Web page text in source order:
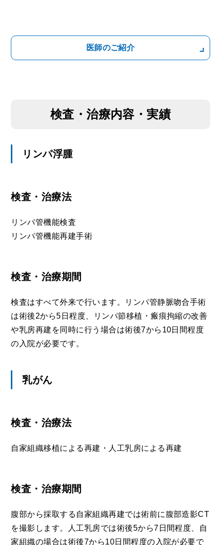
医師のご紹介
検査・治療内容・実績
リンパ浮腫
検査・治療法
リンパ管機能検査
リンパ管機能再建手術
検査・治療期間
検査はすべて外来で行います。リンパ管静脈吻合手術
は術後2から5日程度、リンパ節移植・瘢痕拘縮の改善
や乳房再建を同時に行う場合は術後7から10日間程度
の入院が必要です。
乳がん
検査・治療法
自家組織移植による再建・人工乳房による再建
検査・治療期間
腹部から採取する自家組織再建では術前に腹部造影CT
を撮影します。人工乳房では術後5から7日間程度、自
家組織の場合は術後7から10日間程度の入院が必要で